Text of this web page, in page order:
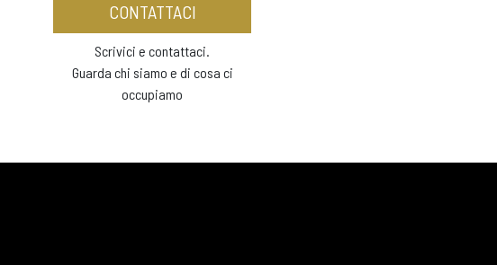
CONTATTACI
Scrivici e contattaci.
Guarda chi siamo e di cosa ci
occupiamo